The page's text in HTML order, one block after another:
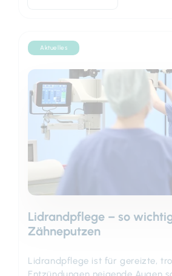
Aktuelles
Lidrandpflege – so
Zähneputzen
Lidrandpflege ist für gereizte,